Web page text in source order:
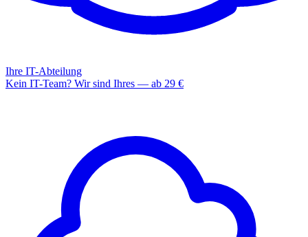
Ihre IT-Abteilung
Kein IT-Team? Wir sind Ihres — ab 29 €